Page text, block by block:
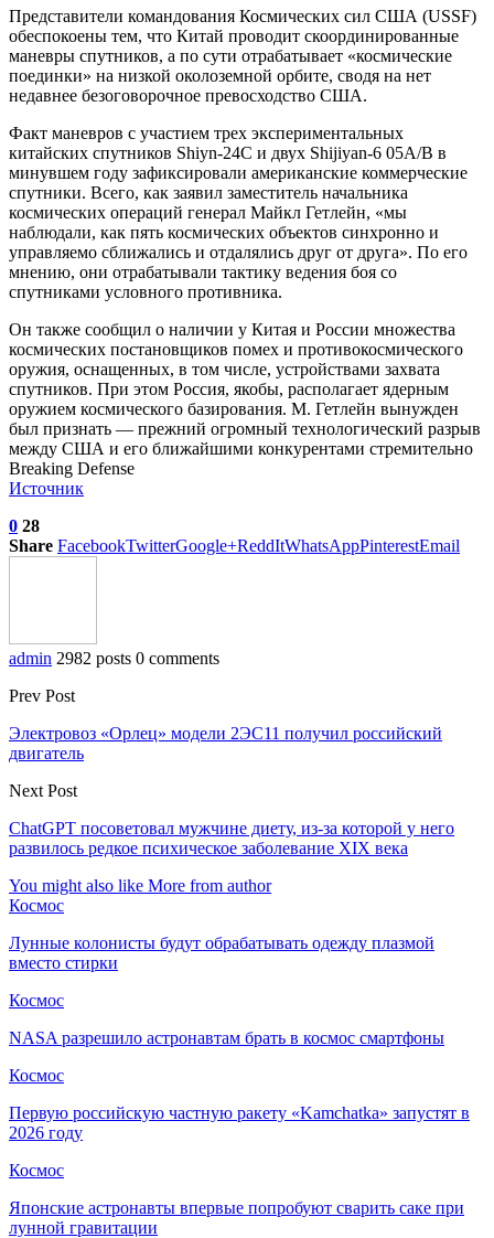
Представители командования Космических сил США (USSF)
обеспокоены тем, что Китай проводит скоординированные
маневры спутников, а по сути отрабатывает «космические
поединки» на низкой околоземной орбите, сводя на нет
недавнее безоговорочное превосходство США.
Факт маневров с участием трех экспериментальных
китайских спутников Shiyn-24C и двух Shijiyan-6 05A/B в
минувшем году зафиксировали американские коммерческие
спутники. Всего, как заявил заместитель начальника
космических операций генерал Майкл Гетлейн, «мы
наблюдали, как пять космических объектов синхронно и
управляемо сближались и отдалялись друг от друга». По его
мнению, они отрабатывали тактику ведения боя со
спутниками условного противника.
Он также сообщил о наличии у Китая и России множества
космических постановщиков помех и противокосмического
оружия, оснащенных, в том числе, устройствами захвата
спутников. При этом Россия, якобы, располагает ядерным
оружием космического базирования. М. Гетлейн вынужден
был признать — прежний огромный технологический разрыв
между США и его ближайшими конкурентами стремительно
Breaking Defense
Источник
0 28
Share FacebookTwitterGoogle+ReddItWhatsAppPinterestEmail
admin 2982 posts 0 comments
Prev Post
Электровоз «Орлец» модели 2ЭС11 получил российский
двигатель
Next Post
ChatGPT посоветовал мужчине диету, из-за которой у него
развилось редкое психическое заболевание XIX века
You might also like More from author
Космос
Лунные колонисты будут обрабатывать одежду плазмой
вместо стирки
Космос
NASA разрешило астронавтам брать в космос смартфоны
Космос
Первую российскую частную ракету «Kamchatka» запустят в
2026 году
Космос
Японские астронавты впервые попробуют сварить саке при
лунной гравитации